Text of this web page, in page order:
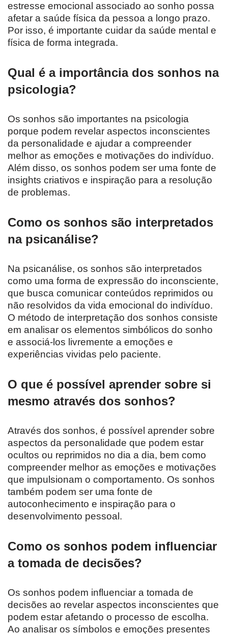
estresse emocional associado ao sonho possa
afetar a saúde física da pessoa a longo prazo.
Por isso, é importante cuidar da saúde mental e
física de forma integrada.
Qual é a importância dos sonhos na
psicologia?
Os sonhos são importantes na psicologia
porque podem revelar aspectos inconscientes
da personalidade e ajudar a compreender
melhor as emoções e motivações do indivíduo.
Além disso, os sonhos podem ser uma fonte de
insights criativos e inspiração para a resolução
de problemas.
Como os sonhos são interpretados
na psicanálise?
Na psicanálise, os sonhos são interpretados
como uma forma de expressão do inconsciente,
que busca comunicar conteúdos reprimidos ou
não resolvidos da vida emocional do indivíduo.
O método de interpretação dos sonhos consiste
em analisar os elementos simbólicos do sonho
e associá-los livremente a emoções e
experiências vividas pelo paciente.
O que é possível aprender sobre si
mesmo através dos sonhos?
Através dos sonhos, é possível aprender sobre
aspectos da personalidade que podem estar
ocultos ou reprimidos no dia a dia, bem como
compreender melhor as emoções e motivações
que impulsionam o comportamento. Os sonhos
também podem ser uma fonte de
autoconhecimento e inspiração para o
desenvolvimento pessoal.
Como os sonhos podem influenciar
a tomada de decisões?
Os sonhos podem influenciar a tomada de
decisões ao revelar aspectos inconscientes que
podem estar afetando o processo de escolha.
Ao analisar os símbolos e emoções presentes